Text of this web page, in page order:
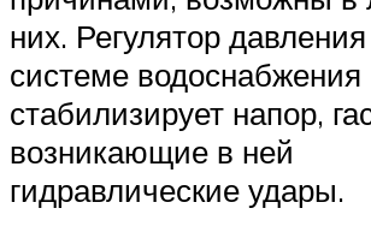
них. Регулятор
системе водоснабжения
стабилизирует напор,
возникающие в ней
гидравлические удары.